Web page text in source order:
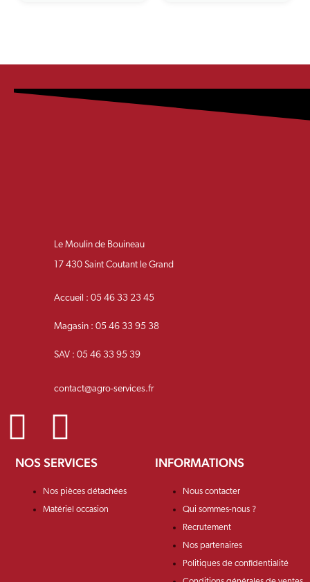
Le Moulin de Bouineau
17 430 Saint Coutant le Grand
Accueil : 05 46 33 23 45
Magasin : 05 46 33 95 38
SAV : 05 46 33 95 39
contact@agro-services.fr
NOS SERVICES
Nos pièces détachées
Matériel occasion
INFORMATIONS
Nous contacter
Qui sommes-nous ?
Recrutement
Nos partenaires
Politiques de confidentialité